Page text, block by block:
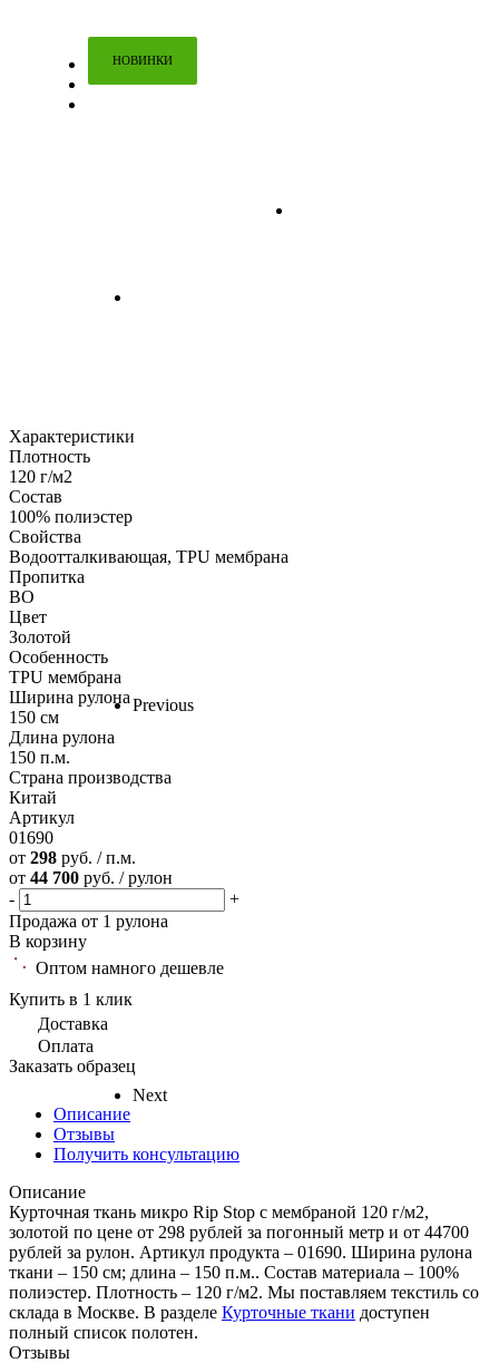
НОВИНКИ
Previous
Next
Характеристики
Плотность
120 г/м2
Состав
100% полиэстер
Свойства
Водоотталкивающая, TPU мембрана
Пропитка
ВО
Цвет
Золотой
Особенность
TPU мембрана
Ширина рулона
150 см
Длина рулона
150 п.м.
Страна производства
Китай
Артикул
01690
от 298 руб. / п.м.
от 44 700 руб. / рулон
-
+
Продажа от 1 рулона
В корзину
Оптом намного дешевле
Купить в 1 клик
Доставка
Оплата
Заказать образец
Описание
Отзывы
Получить консультацию
Описание
Курточная ткань микро Rip Stop с мембраной 120 г/м2,
золотой по цене от 298 рублей за погонный метр и от 44700
рублей за рулон. Артикул продукта – 01690. Ширина рулона
ткани – 150 см; длина – 150 п.м.. Состав материала – 100%
полиэстер. Плотность – 120 г/м2. Мы поставляем текстиль со
склада в Москве. В разделе Курточные ткани доступен
полный список полотен.
Отзывы